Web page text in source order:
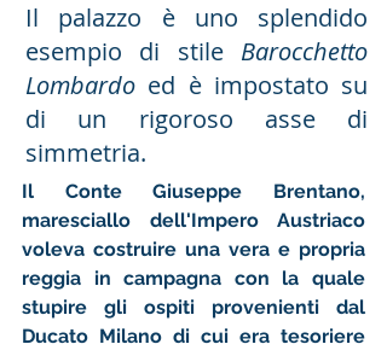
Il palazzo è uno splendido
esempio di stile Barocchetto
Lombardo ed è impostato su
di un rigoroso asse di
simmetria.
Il Conte Giuseppe Brentano,
maresciallo dell'Impero Austriaco
voleva costruire una vera e propria
reggia in campagna con la quale
stupire gli ospiti provenienti dal
Ducato Milano di cui era tesoriere